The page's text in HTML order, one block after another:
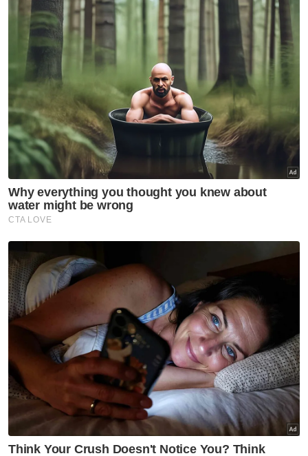
Melayu Cina
India Etnik Sabah & Sarawak
Lain lain
Masuk | Daftar VPoints:0
UMNO
Bersatu
PRU15
Artikel Disyorkan
Politik
Taklimat Khas BN RCI TH:
'Bagus', tunggu esok' antara
respons ringkas ahli Parlimen